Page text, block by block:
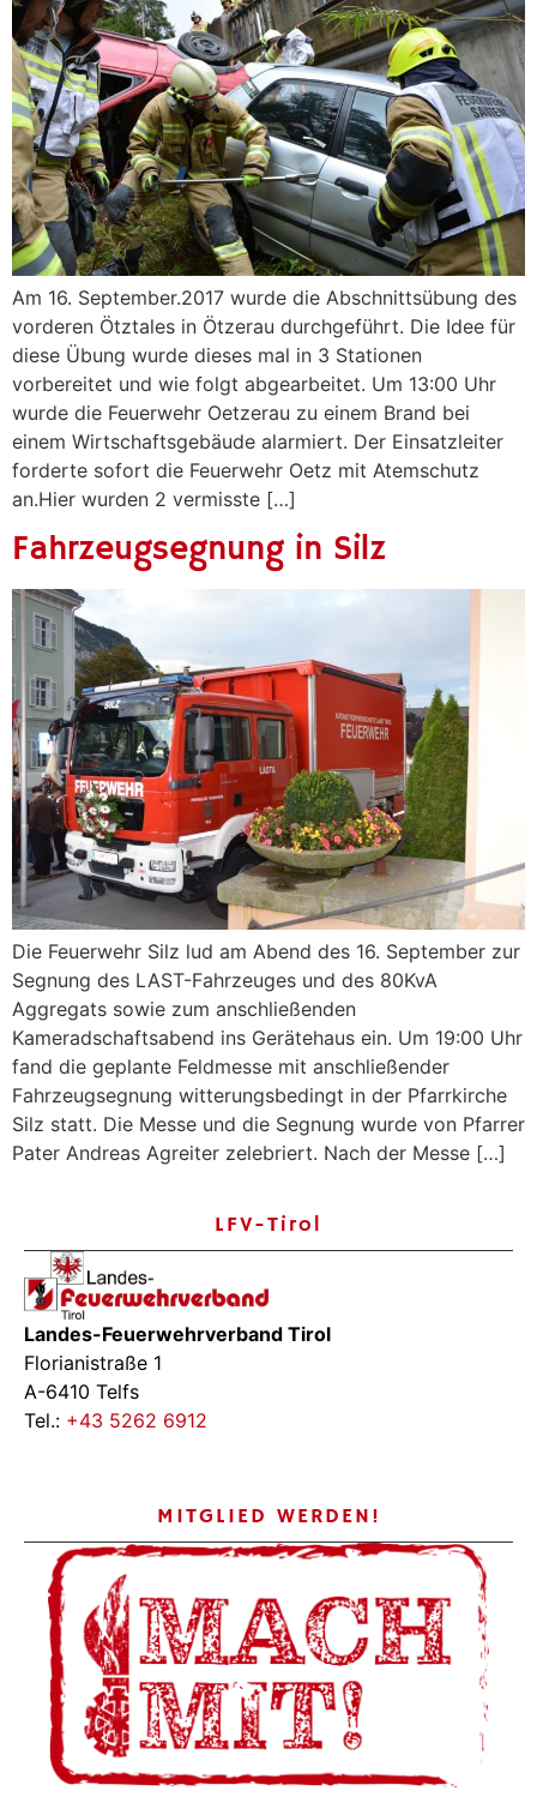
Am 16. September.2017 wurde die Abschnittsübung des
vorderen Ötztales in Ötzerau durchgeführt. Die Idee für
diese Übung wurde dieses mal in 3 Stationen
vorbereitet und wie folgt abgearbeitet. Um 13:00 Uhr
wurde die Feuerwehr Oetzerau zu einem Brand bei
einem Wirtschaftsgebäude alarmiert. Der Einsatzleiter
forderte sofort die Feuerwehr Oetz mit Atemschutz
an.Hier wurden 2 vermisste […]
Fahrzeugsegnung in Silz
Die Feuerwehr Silz lud am Abend des 16. September zur
Segnung des LAST-Fahrzeuges und des 80KvA
Aggregats sowie zum anschließenden
Kameradschaftsabend ins Gerätehaus ein. Um 19:00 Uhr
fand die geplante Feldmesse mit anschließender
Fahrzeugsegnung witterungsbedingt in der Pfarrkirche
Silz statt. Die Messe und die Segnung wurde von Pfarrer
Pater Andreas Agreiter zelebriert. Nach der Messe […]
LFV-Tirol
Landes-Feuerwehrverband Tirol
Florianistraße 1
A-6410 Telfs
Tel.: +43 5262 6912
MITGLIED WERDEN!